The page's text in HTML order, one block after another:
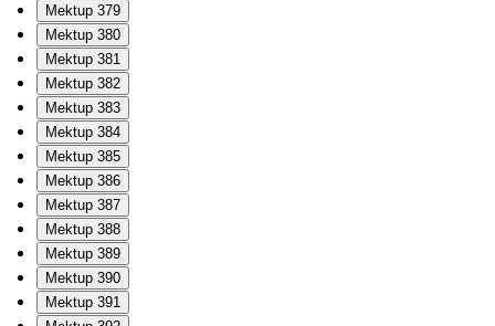
Mektup 379
Mektup 380
Mektup 381
Mektup 382
Mektup 383
Mektup 384
Mektup 385
Mektup 386
Mektup 387
Mektup 388
Mektup 389
Mektup 390
Mektup 391